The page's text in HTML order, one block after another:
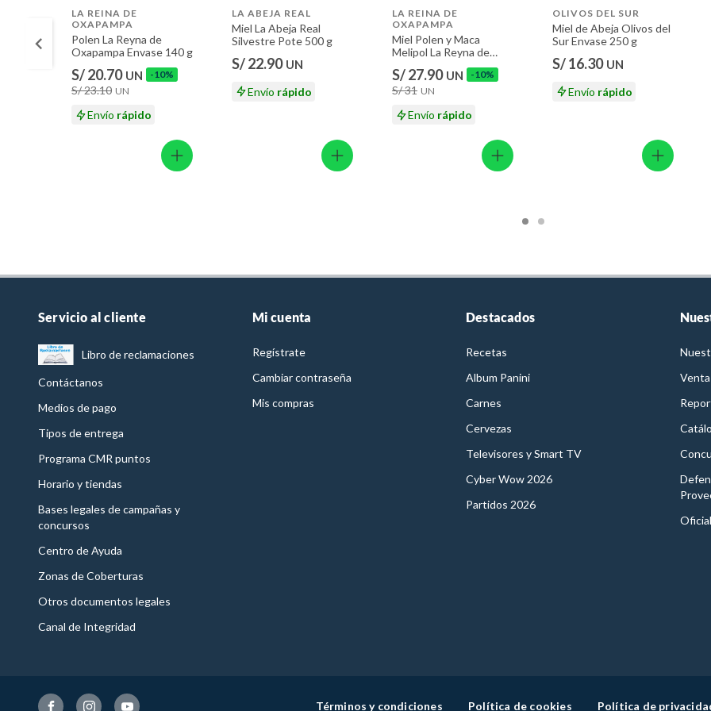
LA REINA DE
OXAPAMPA
Polen La Reyna de
Oxapampa Envase 140 g
S/ 20.70 UN -10%
S/ 23.10 UN
Envío rápido
LA ABEJA REAL
Miel La Abeja Real
Silvestre Pote 500 g
S/ 22.90 UN
Envío rápido
LA REINA DE
OXAPAMPA
Miel Polen y Maca
Melipol La Reyna de
Oxapampa Envase 500 g
S/ 27.90 UN -10%
S/ 31 UN
Envío rápido
OLIVOS DEL SUR
Miel de Abeja Olivos del
Sur Envase 250 g
S/ 16.30 UN
Envío rápido
Servicio al cliente
Libro de reclamaciones
Contáctanos
Medios de pago
Tipos de entrega
Programa CMR puntos
Horario y tiendas
Bases legales de campañas y
concursos
Centro de Ayuda
Zonas de Coberturas
Otros documentos legales
Canal de Integridad
Mi cuenta
Regístrate
Cambiar contraseña
Mis compras
Destacados
Recetas
Album Panini
Carnes
Cervezas
Televisores y Smart TV
Cyber Wow 2026
Partidos 2026
Venta
Términos y condiciones Política de cookies Política de